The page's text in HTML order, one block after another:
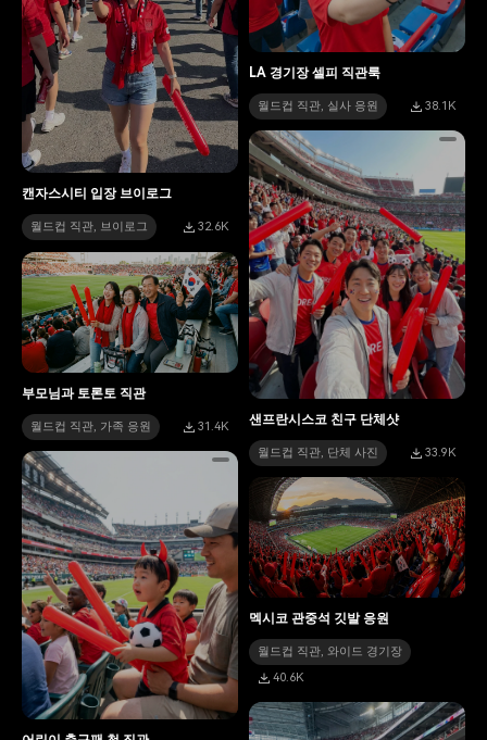
캔자스시티 입장 브이로그
월드컵 직관, 브이로그 32.6K
LA 경기장 셀피 직관룩
월드컵 직관, 실사 응원 38.1K
샌프란시스코 친구 단체샷
월드컵 직관, 단체 사진 33.9K
부모님과 토론토 직관
월드컵 직관, 가족 응원 31.4K
멕시코 관중석 깃발 응원
월드컵 직관, 와이드 경기장
40.6K